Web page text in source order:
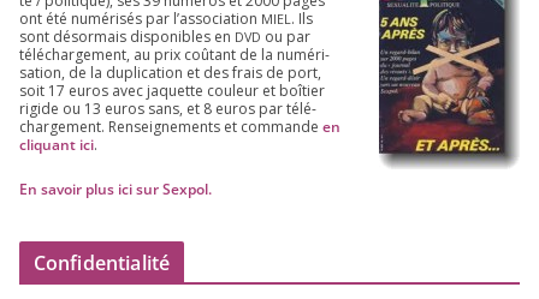
ont été numé­ri­sés par l’as­so­cia­tion MIEL . Ils
sont désor­mais dis­po­nibles en DVD ou par
télé­char­ge­ment, au prix coû­tant de la numé­ri­
sa­tion, de la dupli­ca­tion et des frais de port,
soit 17 euros avec jaquette cou­leur et boî­tier
rigide ou 13 euros sans, et 8 euros par télé­
char­ge­ment. Ren­sei­gne­ments et com­mande en
cli­quant ici.
En savoir plus ici sur Sexpol.
Confidentialité